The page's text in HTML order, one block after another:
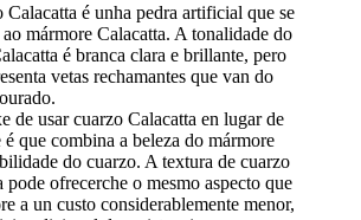
Calacatta é unha pedra artificial que se
ao mármore Calacatta. A tonalidade do
é branca clara e brillante, pero
vetas rechamantes que van do
de usar cuarzo Calacatta en lugar de
é que combina a beleza do mármore
do cuarzo. A textura de cuarzo
pode ofrecerche o mesmo aspecto que
a un custo considerablemente menor,